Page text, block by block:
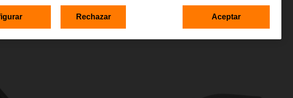
Rechazar Aceptar